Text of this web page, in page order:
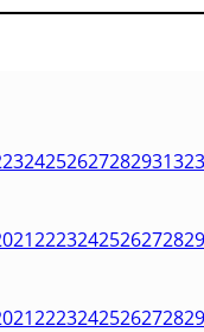
232425262728293132
212223242526272829
212223242526272829